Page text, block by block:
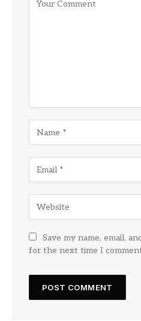
Save my name, email,
for the next time I